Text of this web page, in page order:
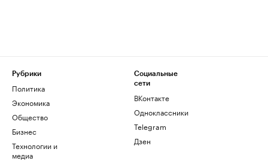
Рубрики
Политика
Экономика
Общество
Бизнес
Технологии и
медиа
Социальные
сети
ВКонтакте
Одноклассники
Telegram
Дзен